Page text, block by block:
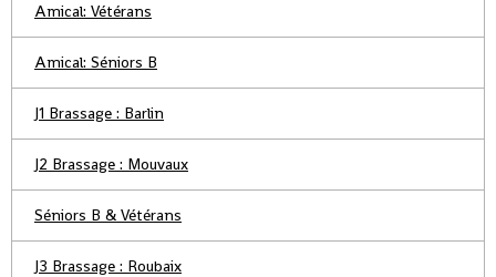
Amical: Vétérans
Amical: Séniors B
J1 Brassage : Barlin
J2 Brassage : Mouvaux
Séniors B & Vétérans
J3 Brassage : Roubaix